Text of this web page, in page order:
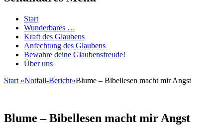
Zum
Inhalt
springen
Start
Wunderbares …
Kraft des Glaubens
Anfechtung des Glaubens
Bewahre deine Glaubensfreude!
Über uns
Start »Notfall-Bericht»Blume – Bibellesen macht mir Angst
Blume – Bibellesen macht mir Angst